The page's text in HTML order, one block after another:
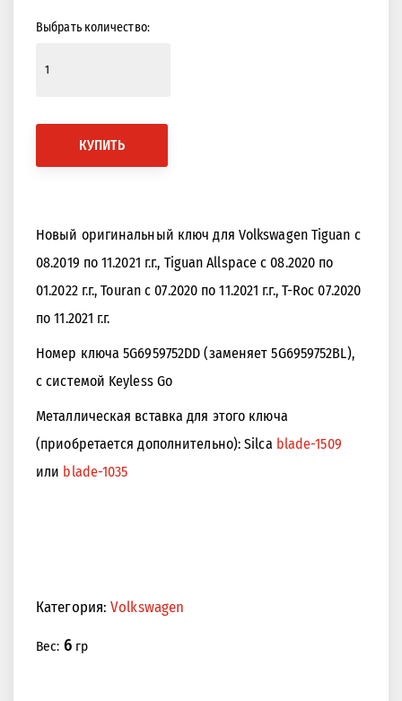
Выбрать количество:
КУПИТЬ
Новый оригинальный ключ для Volkswagen Tiguan с
08.2019 по 11.2021 г.г., Tiguan Allspace с 08.2020 по
01.2022 г.г., Touran с 07.2020 по 11.2021 г.г., T-Roc 07.2020
по 11.2021 г.г.
Номер ключа 5G6959752DD (заменяет 5G6959752BL),
c системой Keyless Go
Металлическая вставка для этого ключа
(приобретается дополнительно): Silca blade-1509
или blade-1035
Категория:Volkswagen
Вес: 6гр